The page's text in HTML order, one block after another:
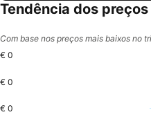
Tendência dos preços
Com base nos preços mais baixos no
€ 0
€ 0
€ 0